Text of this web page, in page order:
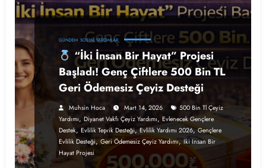
GÜNDEM SOSYAL YARDIMLAR
“İki İnsan Bir Hayat” Projesi
Başladı! Genç Çiftlere 500 Bin TL
Geri Ödemesiz Çeyiz Desteği
Muhsin Hoca Mart 14, 2026
500 Bin Tl Çeyiz
Yardımı, Diyanet Vakfı Çeyiz Yardımı, Evlenecek Gençlere
Destek, Evlilik Teşvik Desteği,Evlilik Yardımı 2026,Gençlere
Evlilik Desteği, Geri Ödemesiz Çeyiz Yardımı,Iki Insan Bir
Hayat Projesi